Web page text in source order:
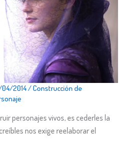
2014/Construcción de
personajes vivos, es cederles la
nos exige reelaborar el